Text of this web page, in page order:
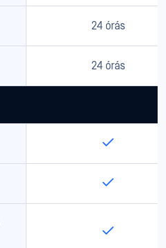
24 órás
24 órás